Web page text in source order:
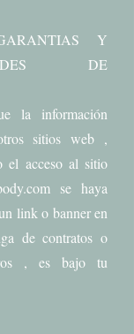
Y
DE
la información
sitios web ,
el acceso al sitio
se haya
link o banner en
de contratos o
, es bajo tu